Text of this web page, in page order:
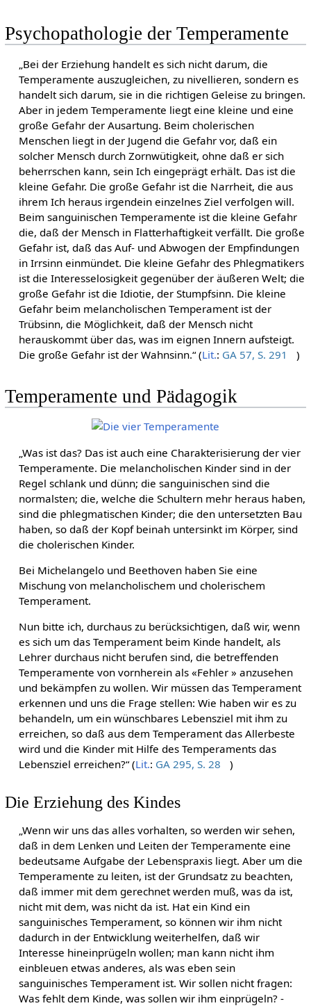
Psychopathologie der Temperamente
„Bei der Erziehung handelt es sich nicht darum, die
Temperamente auszugleichen, zu nivellieren, sondern es
handelt sich darum, sie in die richtigen Geleise zu bringen.
Aber in jedem Temperamente liegt eine kleine und eine
große Gefahr der Ausartung. Beim cholerischen
Menschen liegt in der Jugend die Gefahr vor, daß ein
solcher Mensch durch Zornwütigkeit, ohne daß er sich
beherrschen kann, sein Ich eingeprägt erhält. Das ist die
kleine Gefahr. Die große Gefahr ist die Narrheit, die aus
ihrem Ich heraus irgendein einzelnes Ziel verfolgen will.
Beim sanguinischen Temperamente ist die kleine Gefahr
die, daß der Mensch in Flatterhaftigkeit verfällt. Die große
Gefahr ist, daß das Auf- und Abwogen der Empfindungen
in Irrsinn einmündet. Die kleine Gefahr des Phlegmatikers
ist die Interesselosigkeit gegenüber der äußeren Welt; die
große Gefahr ist die Idiotie, der Stumpfsinn. Die kleine
Gefahr beim melancholischen Temperament ist der
Trübsinn, die Möglichkeit, daß der Mensch nicht
herauskommt über das, was im eignen Innern aufsteigt.
Die große Gefahr ist der Wahnsinn.“ (Lit.: GA 57, S. 291 )
Temperamente und Pädagogik
„Was ist das? Das ist auch eine Charakterisierung der vier
Temperamente. Die melancholischen Kinder sind in der
Regel schlank und dünn; die sanguinischen sind die
normalsten; die, welche die Schultern mehr heraus haben,
sind die phlegmatischen Kinder; die den untersetzten Bau
haben, so daß der Kopf beinah untersinkt im Körper, sind
die cholerischen Kinder.
Bei Michelangelo und Beethoven haben Sie eine
Mischung von melancholischem und cholerischem
Temperament.
Nun bitte ich, durchaus zu berücksichtigen, daß wir, wenn
es sich um das Temperament beim Kinde handelt, als
Lehrer durchaus nicht berufen sind, die betreffenden
Temperamente von vornherein als «Fehler » anzusehen
und bekämpfen zu wollen. Wir müssen das Temperament
erkennen und uns die Frage stellen: Wie haben wir es zu
behandeln, um ein wünschbares Lebensziel mit ihm zu
erreichen, so daß aus dem Temperament das Allerbeste
wird und die Kinder mit Hilfe des Temperaments das
Lebensziel erreichen?“ (Lit.: GA 295, S. 28 )
Die Erziehung des Kindes
„Wenn wir uns das alles vorhalten, so werden wir sehen,
daß in dem Lenken und Leiten der Temperamente eine
bedeutsame Aufgabe der Lebenspraxis liegt. Aber um die
Temperamente zu leiten, ist der Grundsatz zu beachten,
daß immer mit dem gerechnet werden muß, was da ist,
nicht mit dem, was nicht da ist. Hat ein Kind ein
sanguinisches Temperament, so können wir ihm nicht
dadurch in der Entwicklung weiterhelfen, daß wir
Interesse hineinprügeln wollen; man kann nicht ihm
einbleuen etwas anderes, als was eben sein
sanguinisches Temperament ist. Wir sollen nicht fragen:
Was fehlt dem Kinde, was sollen wir ihm einprügeln? -